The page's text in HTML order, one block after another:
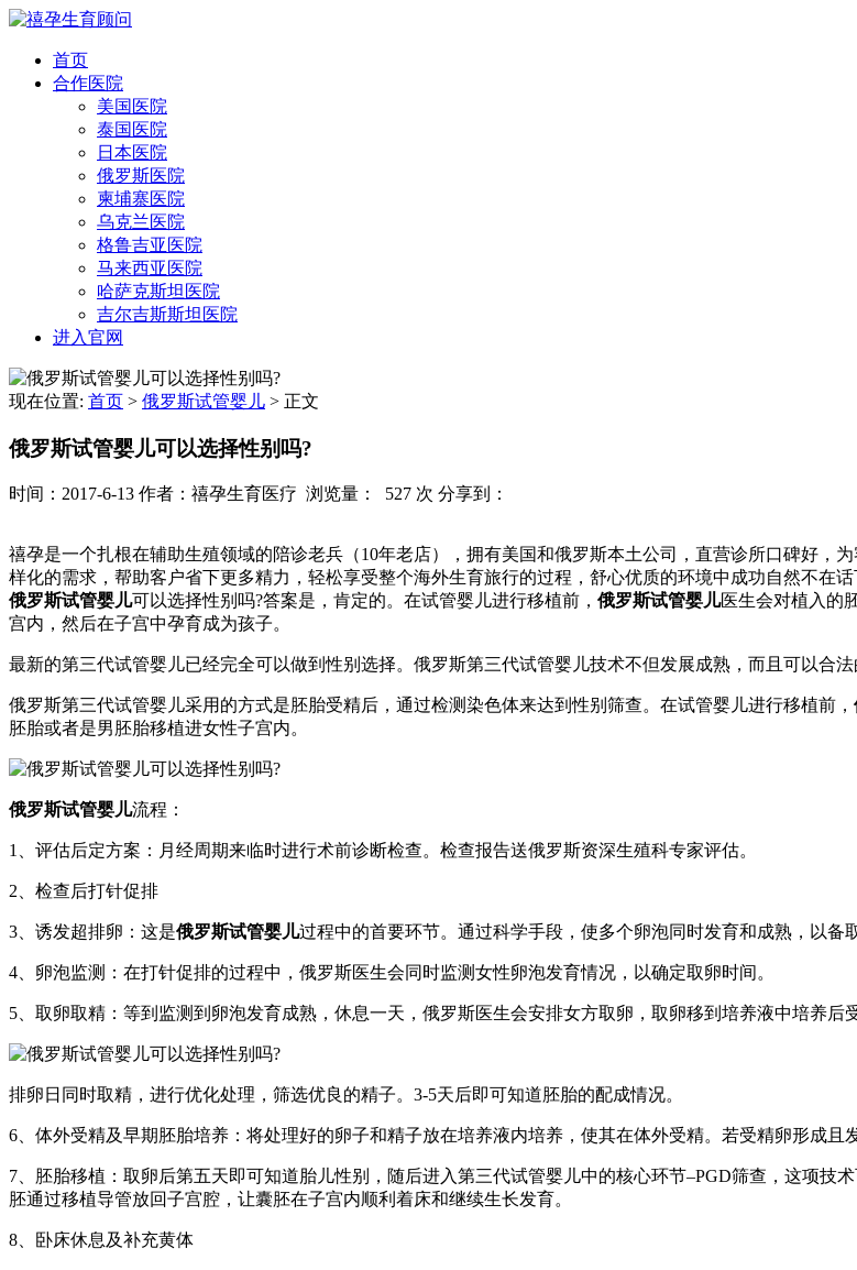
首页
合作医院
美国医院
泰国医院
日本医院
俄罗斯医院
柬埔寨医院
乌克兰医院
格鲁吉亚医院
马来西亚医院
哈萨克斯坦医院
吉尔吉斯斯坦医院
进入官网
现在位置: 首页 > 俄罗斯试管婴儿 > 正文
俄罗斯试管婴儿可以选择性别吗?
时间：2017-6-13 作者：禧孕生育医疗 浏览量： 527 次 分享到：
禧孕是一个扎根在辅助生殖领域的陪诊老兵（10年老店），拥有美国和俄罗斯本土公司，直营诊所口碑好，
样化的需求，帮助客户省下更多精力，轻松享受整个海外生育旅行的过程，舒心优质的环境中成功自然不在
俄罗斯试管婴儿可以选择性别吗?答案是，肯定的。在试管婴儿进行移植前， 俄罗斯试管婴儿医生会对植入的
宫内，然后在子宫中孕育成为孩子。
最新的第三代试管婴儿已经完全可以做到性别选择。俄罗斯第三代试管婴儿技术不但发展成熟，而且可以合法
俄罗斯第三代试管婴儿采用的方式是胚胎受精后，通过检测染色体来达到性别筛查。在试管婴儿进行移植前，
胚胎或者是男胚胎移植进女性子宫内。
俄罗斯试管婴儿流程：
1、评估后定方案：月经周期来临时进行术前诊断检查。检查报告送俄罗斯资深生殖科专家评估。
2、检查后打针促排
3、诱发超排卵：这是俄罗斯试管婴儿过程中的首要环节。通过科学手段，使多个卵泡同时发育和成熟，以
4、卵泡监测：在打针促排的过程中，俄罗斯医生会同时监测女性卵泡发育情况，以确定取卵时间。
5、取卵取精：等到监测到卵泡发育成熟，休息一天，俄罗斯医生会安排女方取卵，取卵移到培养液中培养后
排卵日同时取精，进行优化处理，筛选优良的精子。3-5天后即可知道胚胎的配成情况。
6、体外受精及早期胚胎培养：将处理好的卵子和精子放在培养液内培养，使其在体外受精。若受精卵形成且
7、胚胎移植：取卵后第五天即可知道胎儿性别，随后进入第三代试管婴儿中的核心环节–PGD筛查，这项
胚通过移植导管放回子宫腔，让囊胚在子宫内顺利着床和继续生长发育。
8、卧床休息及补充黄体